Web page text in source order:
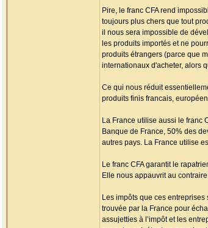
Pire, le franc CFA rend
toujours plus chers que tout
il nous sera impossible de
les produits importés et ne
produits étrangers (parce que
internationaux d'acheter, alors
Ce qui nous réduit
produits finis francais,
La France utilise aussi le franc
Banque de France, 50% des
autres pays. La France utilise
Le franc CFA garantit le
Elle nous appauvrit au
Les impôts que ces
trouvée par la France pour
assujetties à l’impôt et les